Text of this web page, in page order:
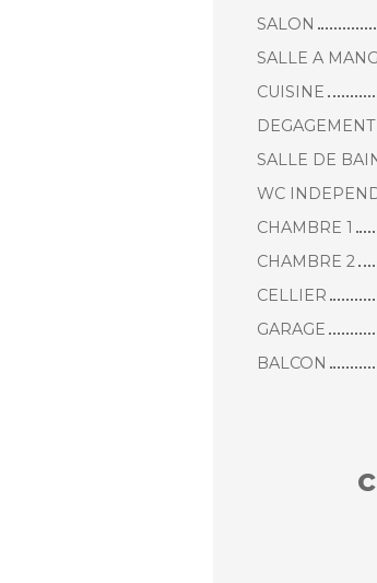
SALON
SALLE A
CUISINE
DEGAGEMENT
SALLE DE
WC
CHAMBRE 1
CHAMBRE 2
CELLIER
GARAGE
BALCON